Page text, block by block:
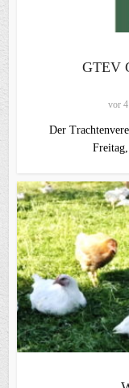
GTEV
vor 4
Der